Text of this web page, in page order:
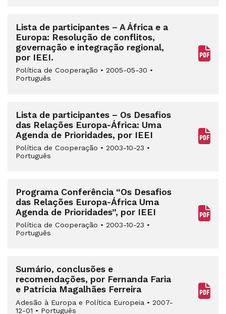
Lista de participantes – A África e a
Europa: Resolução de conflitos,
governação e integração regional,
por IEEI.
Política de Cooperação • 2005-05-30 •
Português
Lista de participantes – Os Desafios
das Relações Europa-África: Uma
Agenda de Prioridades, por IEEI
Política de Cooperação • 2003-10-23 •
Português
Programa Conferência “Os Desafios
das Relações Europa-África Uma
Agenda de Prioridades”, por IEEI
Política de Cooperação • 2003-10-23 •
Português
Sumário, conclusões e
recomendações, por Fernanda Faria
e Patrícia Magalhães Ferreira
Adesão à Europa e Política Europeia • 2007-
12-01 • Português